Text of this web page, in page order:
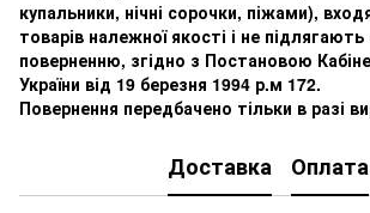
купальники, нічні сорочки, піжами),
товарів належної якості і не підлягають
поверненню, згідно з Постановою
України від 19 березня 1994 р.м 172.
Повернення передбачено тільки в разі
Доставка Оплата